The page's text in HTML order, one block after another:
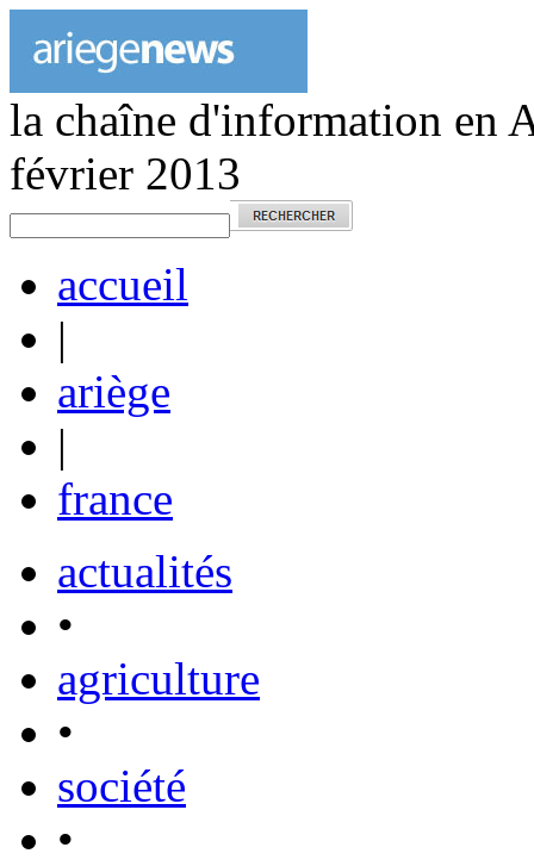
la chaîne d'information en
février 2013
accueil
|
ariège
|
france
actualités
•
agriculture
•
société
•